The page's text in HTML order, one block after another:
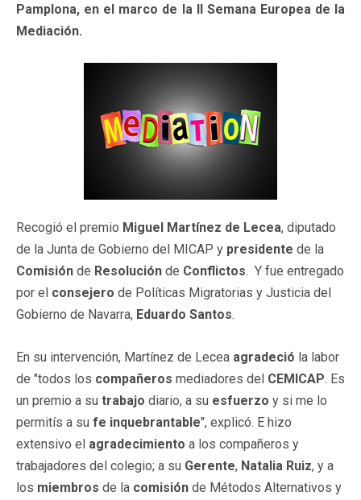
Pamplona, en el marco de la II Semana Europea de la
Mediación.
Recogió el premio Miguel Martínez de Lecea, diputado
de la Junta de Gobierno del MICAP y presidente de la
Comisión de Resolución de Conflictos. Y fue entregado
por el consejero de Políticas Migratorias y Justicia del
Gobierno de Navarra, Eduardo Santos.
En su intervención, Martínez de Lecea agradeció la labor
de "todos los compañeros mediadores del CEMICAP. Es
un premio a su trabajo diario, a su esfuerzo y si me lo
permitís a su fe inquebrantable", explicó. E hizo
extensivo el agradecimiento a los compañeros y
trabajadores del colegio; a su Gerente, Natalia Ruiz, y a
los miembros de la comisión de Métodos Alternativos y